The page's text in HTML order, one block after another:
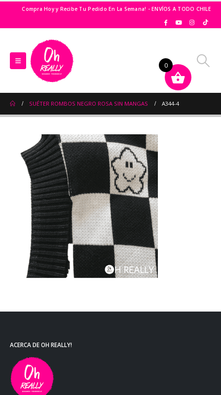
Compra Hoy y Recibe Tu Pedido En La Semana! - ENVÍOS A TODO CHILE
SUÉTER ROMBOS NEGRO ROSA SIN MANGAS A344-4
ACERCA DE OH REALLY!
0